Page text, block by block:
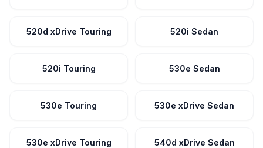
520d xDrive Touring 520i Sedan
520i Touring 530e Sedan
530e Touring 530e xDrive Sedan
530e xDrive Touring 540d xDrive Sedan